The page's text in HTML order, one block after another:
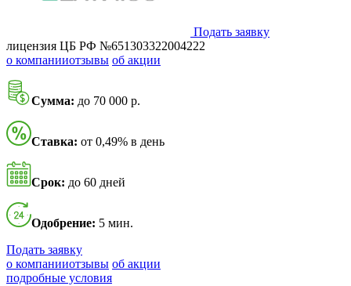
Подать заявку
лицензия ЦБ РФ №651303322004222
о компанииотзывы об акции
Сумма: до 70 000 р.
Ставка: от 0,49% в день
Срок: до 60 дней
Одобрение: 5 мин.
Подать заявку
о компанииотзывы об акции
подробные условия